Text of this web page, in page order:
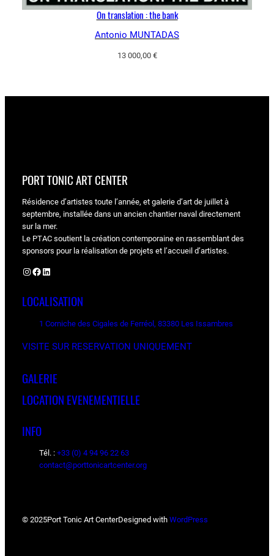
On translation : the bank
Antonio MUNTADAS
13 000,00 €
PORT TONIC ART CENTER
Résidence d’artistes toute l’année, et galerie d’art de juillet à
septembre, installée dans un ancien chantier naval directement
sur la mer.
Le PTAC soutient la création contemporaine en rassemblant des
sponsors pour la réalisation de projets et l’accueil d’artistes.
Instagram Facebook LinkedIn
LOCALISATION
1 Corniche des Cigales de Ferréol, 83380 Les Issambres
VISITE SUR RESERVATION UNIQUEMENT
GALERIE
LOCATION EVENEMENTIELLE
INFO
Tél. : +33 (0) 4 94 96 22 63
contact@porttonicartcenter.org
© 2025Port Tonic Art CenterDesigned with WordPress